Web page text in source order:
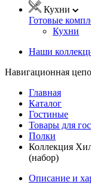
Кухни
Готовые
Кухни
Наши
Навигационная
Главная
Каталог
Гостиные
Товары для
Полки
Коллекция
(набор)
Описание и